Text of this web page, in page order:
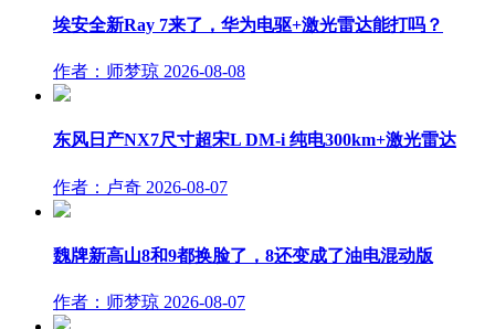
埃安全新Ray 7来了，华为电驱+激光雷达能打吗？
作者：师梦琼 2026-08-08
东风日产NX7尺寸超宋L DM-i 纯电300km+激光雷达
作者：卢奇 2026-08-07
魏牌新高山8和9都换脸了，8还变成了油电混动版
作者：师梦琼 2026-08-07